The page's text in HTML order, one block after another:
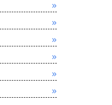
»
»
»
»
»
»